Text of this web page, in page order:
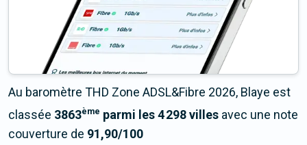
Au baromètre THD Zone ADSL&Fibre 2026, Blaye est
classée 3863ème parmi les 4 298 villes avec une note
couverture de 91,90/100